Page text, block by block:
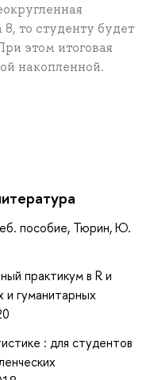
то студенту будет
этом итоговая
накопленной.
пособие, Тюрин, Ю.
практикум в R и
и гуманитарных
: для студентов